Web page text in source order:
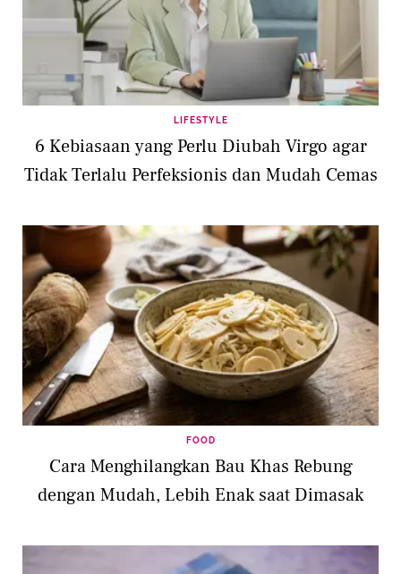
LIFESTYLE
6 Kebiasaan yang Perlu Diubah Virgo agar
Tidak Terlalu Perfeksionis dan Mudah Cemas
FOOD
Cara Menghilangkan Bau Khas Rebung
dengan Mudah, Lebih Enak saat Dimasak